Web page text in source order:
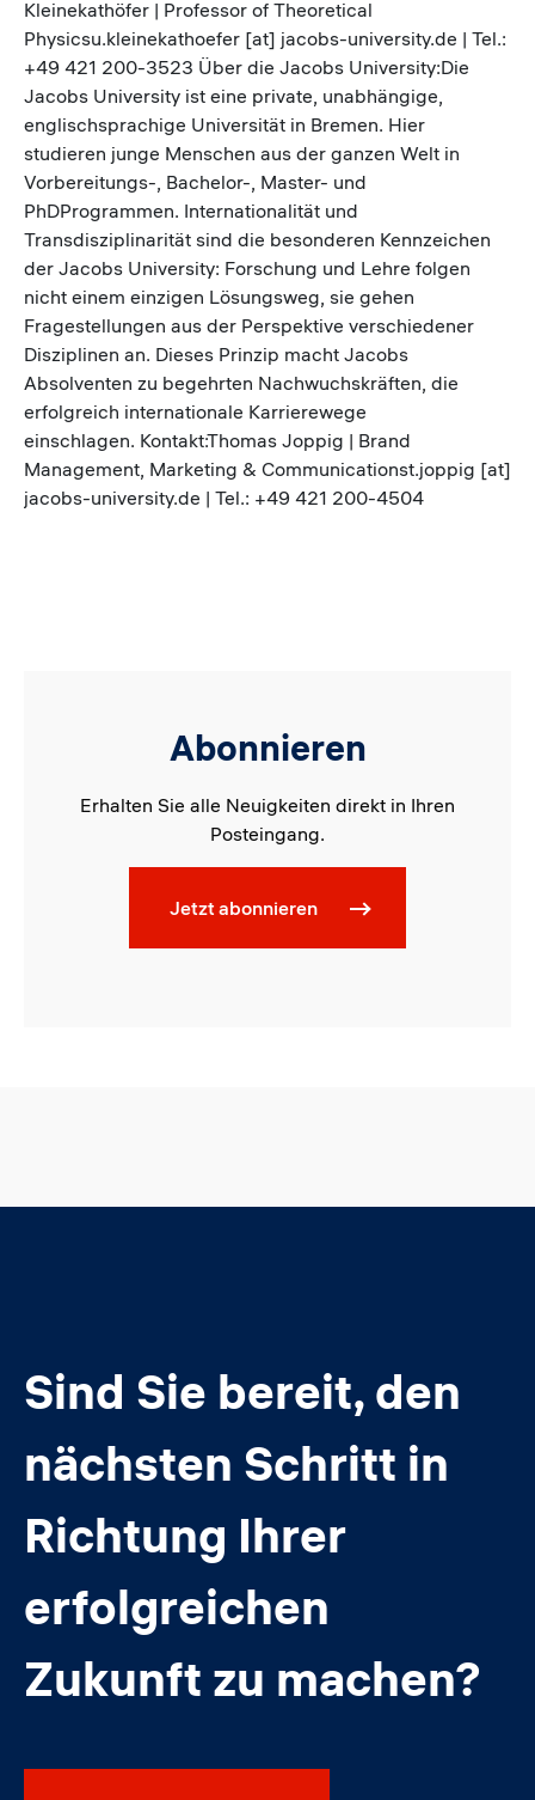
Kleinekathöfer | Professor of Theoretical
Physicsu.kleinekathoefer [at] jacobs-university.de | Tel.:
+49 421 200-3523 Über die Jacobs University:Die
Jacobs University ist eine private, unabhängige,
englischsprachige Universität in Bremen. Hier
studieren junge Menschen aus der ganzen Welt in
Vorbereitungs-, Bachelor-, Master- und
PhDProgrammen. Internationalität und
Transdisziplinarität sind die besonderen Kennzeichen
der Jacobs University: Forschung und Lehre folgen
nicht einem einzigen Lösungsweg, sie gehen
Fragestellungen aus der Perspektive verschiedener
Disziplinen an. Dieses Prinzip macht Jacobs
Absolventen zu begehrten Nachwuchskräften, die
erfolgreich internationale Karrierewege
einschlagen. Kontakt:Thomas Joppig | Brand
Management, Marketing & Communicationst.joppig [at]
jacobs-university.de | Tel.: +49 421 200-4504
Abonnieren
Erhalten Sie alle Neuigkeiten direkt in Ihren
Posteingang.
Jetzt abonnieren
Sind Sie bereit, den
nächsten Schritt in
Richtung Ihrer
erfolgreichen
Zukunft zu machen?